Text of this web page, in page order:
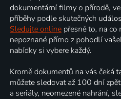
dokumentární filmy o přírodě,
příběhy podle skutečných
Sledujte online přesně to, na co
nepoznané přímo z pohodlí
nabídky si vybere každý.
Kromě dokumentů na vás čeká
můžete sledovat až 100 dní
a seriály, neomezené nahrání,